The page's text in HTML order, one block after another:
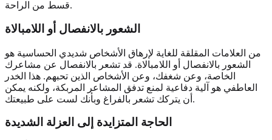
قسط من الراحة.
الشعور بالانفصال أو اللامبالاة
من العلامات المقلقة للغاية لإرهاق الأشخاص شديدي الحساسية هو
الشعور بالانفصال أو اللامبالاة. قد تشعر بالانفصال عن مشاعرك
الخاصة، وعن شغفك، وعن الأشخاص الذين تحبهم. هذا الخدر
العاطفي هو آلية دفاعية لمنع تدفق المشاعر المربكة، ولكنه يمكن
أن يتركك تشعر بالفراغ وبأنك لست على طبيعتك.
الحاجة المتزايدة إلى العزلة الشديدة